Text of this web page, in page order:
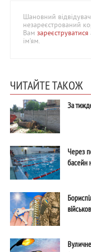
Шановний
незареєстрований
Вам зареєструватися
ім'ям.
ЧИТАЙТЕ ТАКОЖ
За
Через
басейн